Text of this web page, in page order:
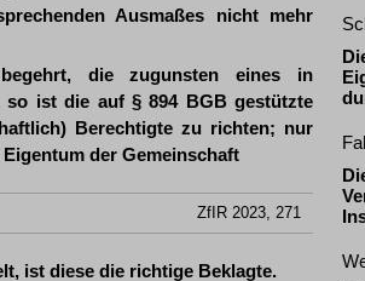
Ausmaßes nicht mehr
die zugunsten eines in
so ist die auf § 894 BGB gestützte
Berechtigte zu richten; nur
der Gemeinschaft
ZfIR 2023, 271
ist diese die richtige Beklagte.